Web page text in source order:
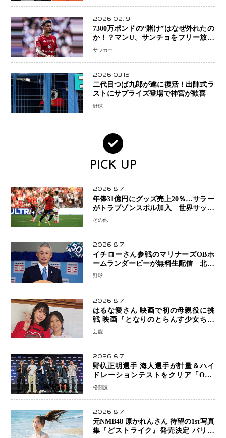
2026.02.19
7300万ポンドの“賭け”はなぜ外れたの
か！？マンU、サンチョをフリー放出
へ・・・補強戦略の転換点に
サッカー
2026.03.15
二代目つば九郎が遂に復活！出陣式ラ
ストにサプライズ登場で神宮が歓喜
野球
PICK UP
2026.8.7
年俸31億円にグッズ売上20％…サラー
がトラブゾンスポル加入 世界サッカ
ーは「五大リーグ一強」から新時代へ
その他
2026.8.7
イチローさん参戦のマリナーズOBホ
ームランダービーが無料生配信 北米
ならではの“魅せる興行”に世界が注目
野球
2026.8.7
はるな愛さん 映画で初の母親役に挑
戦 映画『となりのとらんす少女ちゃ
ん』11月7日公開 未来の自分との対話
芸能
2026.8.7
野杁正明選手 海人選手が計量＆ハイ
ドレーションテストをクリア「ONE
SAMURAI 2」決戦へ万全の準備整う
格闘技
2026.8.7
元NMB48 原かれんさん 待望の1st写真
集『どストライク』発売決定 バリで